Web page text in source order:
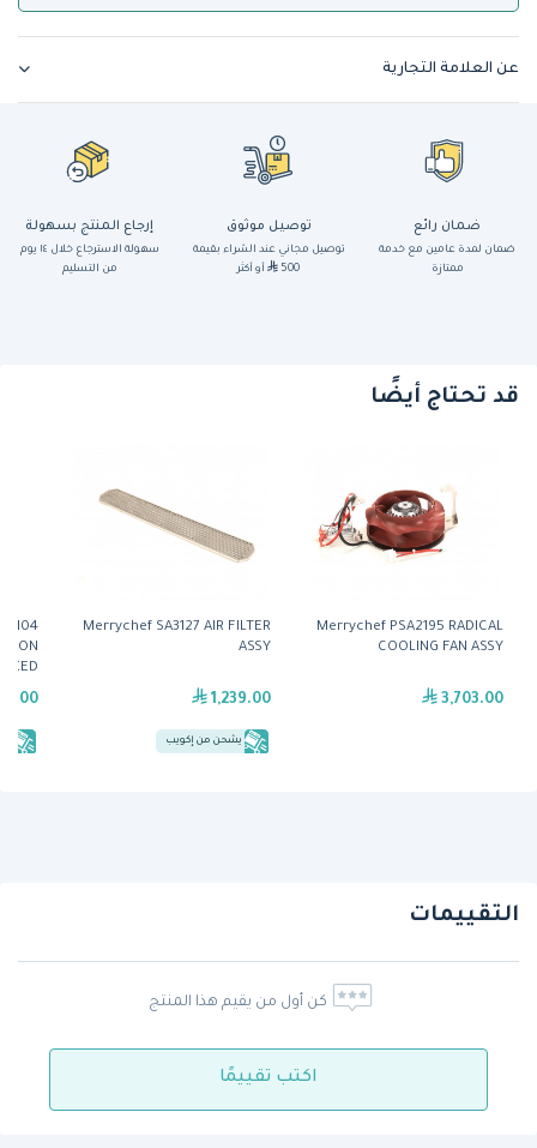
عن العلامة التجارية
ضمان رائع
ضمان لمدة عامين مع خدمة
ممتازة
توصيل موثوق
توصيل مجاني عند الشراء بقيمة
500
أو أكثر
إرجاع المنتج بسهولة
سهولة الاسترجاع خلال ١٤ يوم
من التسليم
قد تحتاج أيضًا
Merrychef PSA2195 RADICAL
COOLING FAN ASSY
3,703.00
Merrychef SA3127 AIR FILTER
ASSY
1,239.00
يشحن من إكويب
التقييمات
كن أول من يقيم هذا المنتج
اكتب تقييمًا